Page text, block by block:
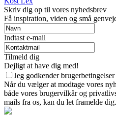
Skriv dig op til vores nyhedsbrev
Få inspiration, viden og små
Indtast e-mail
Tilmeld dig
Dejligt at have dig med!
Jeg godkender
Når du vælger at modtage vores
både vores brugervilkår og
mails fra os, kan du let framelde dig.